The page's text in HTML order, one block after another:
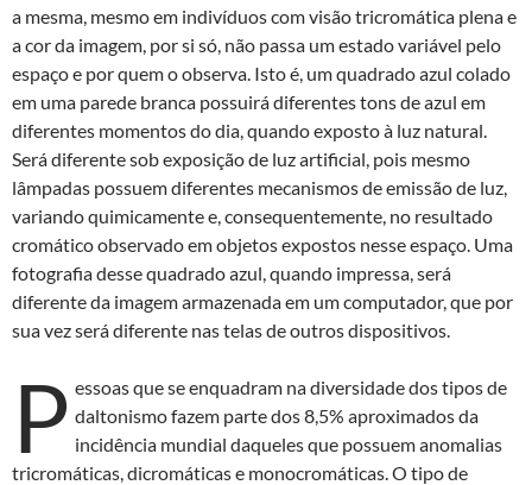
a mesma, mesmo em indivíduos com visão tricromática plena e
a cor da imagem, por si só, não passa um estado variável pelo
espaço e por quem o observa. Isto é, um quadrado azul colado
em uma parede branca possuirá diferentes tons de azul em
diferentes momentos do dia, quando exposto à luz natural.
Será diferente sob exposição de luz artificial, pois mesmo
lâmpadas possuem diferentes mecanismos de emissão de luz,
variando quimicamente e, consequentemente, no resultado
cromático observado em objetos expostos nesse espaço. Uma
fotografia desse quadrado azul, quando impressa, será
diferente da imagem armazenada em um computador, que por
sua vez será diferente nas telas de outros dispositivos.
P essoas que se enquadram na diversidade dos tipos de
daltonismo fazem parte dos 8,5% aproximados da
incidência mundial daqueles que possuem anomalias
tricromáticas, dicromáticas e monocromáticas. O tipo de